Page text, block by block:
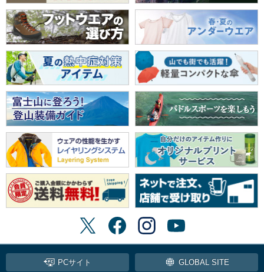
PCサイト GLOBAL SITE